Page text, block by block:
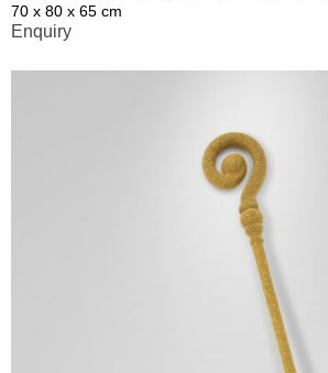
70 x 80 x 65 cm
Enquiry